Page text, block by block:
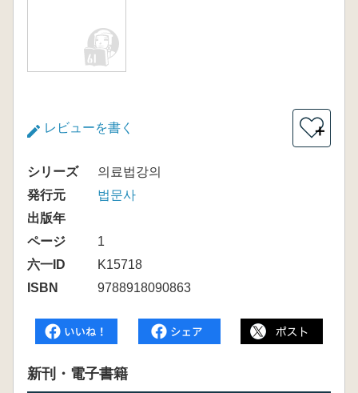
レビューを書く ＋
シリーズ
의료법강의
発行元
법문사
出版年
ページ
1
六一ID
K15718
ISBN
9788918090863
新刊・電子書籍